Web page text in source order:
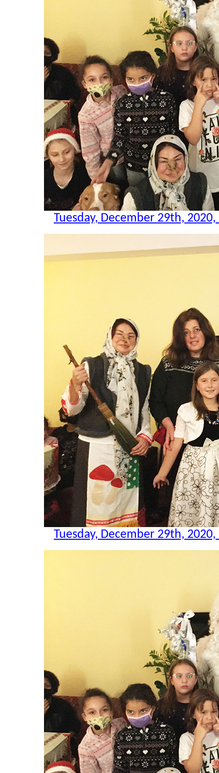
Tuesday, December 29th,
Tuesday, December 29th,